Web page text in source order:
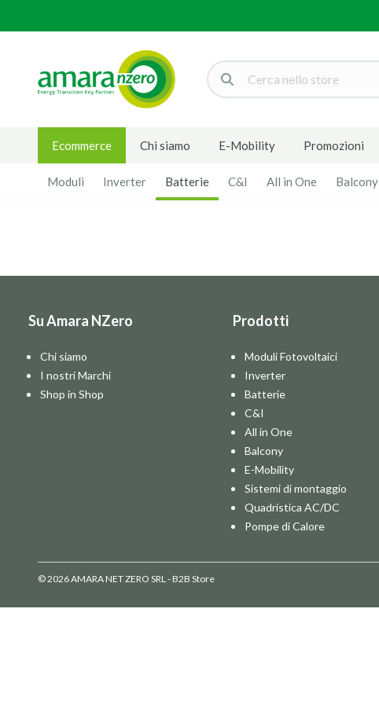
Cerca
Ecommerce Chi siamo E-Mobility Promozioni
Moduli Inverter Batterie C&I All in One Balcony
Su Amara NZero
Chi siamo
I nostri Marchi
Shop in Shop
Prodotti
Moduli Fotovoltaici
Inverter
Batterie
C&I
All in One
Balcony
E-Mobility
Sistemi di montaggio
Quadristica AC/DC
Pompe di Calore
© 2026 AMARA NET ZERO SRL - B2B Store